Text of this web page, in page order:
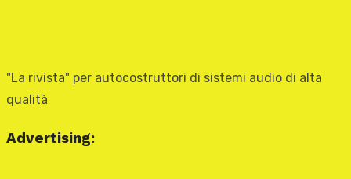
"La rivista" per autocostruttori di sistemi audio di alta
qualità
Advertising: